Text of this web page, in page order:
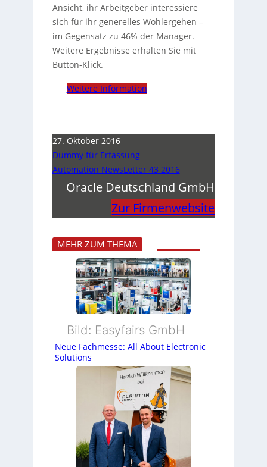
Ansicht, ihr Arbeitgeber interessiere
sich für ihr generelles Wohlergehen –
im Gegensatz zu 46% der Manager.
Weitere Ergebnisse erhalten Sie mit
Button-Klick.
Weitere Information
27. Oktober 2016
Dummy für Erfassung
Automation NewsLetter 43 2016
Oracle Deutschland GmbH
Zur Firmenwebsite
MEHR ZUM THEMA
Bild: Easyfairs GmbH
Neue Fachmesse: All About Electronic
Solutions